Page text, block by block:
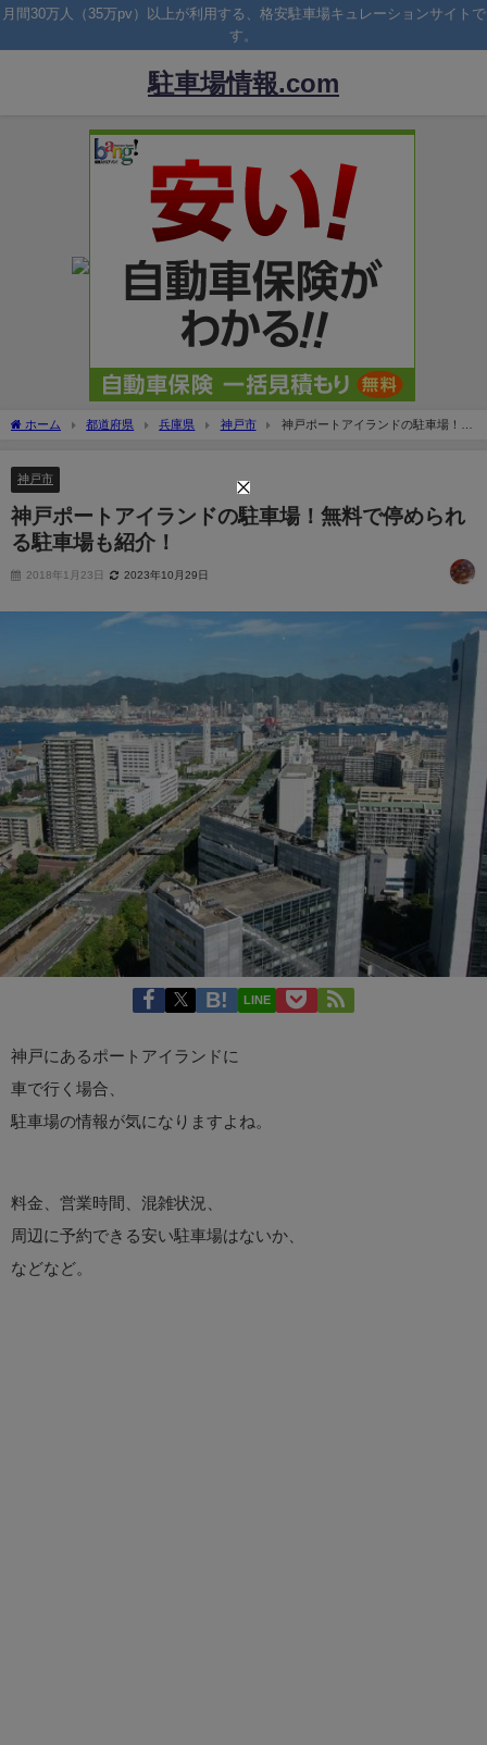
月間30万人（35万pv）以上が利用する、格安駐車場キュレーションサイトで
す。
駐車場情報.com
ホーム 都道府県 兵庫県 神戸市
神戸ポートアイランドの駐車場！無
神戸市
神戸ポートアイランドの駐車場！無料で停められ
る駐車場も紹介！
2018年1月23日 2023年10月29日
LINE
神戸にあるポートアイランドに
車で行く場合、
駐車場の情報が気になりますよね。
料金、営業時間、混雑状況、
周辺に予約できる安い駐車場はないか、
などなど。